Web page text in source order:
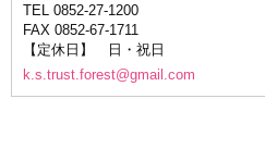
TEL 0852-27-1200
FAX 0852-67-1711
【定休日】 日・祝日
k.s.trust.forest@gmail.com